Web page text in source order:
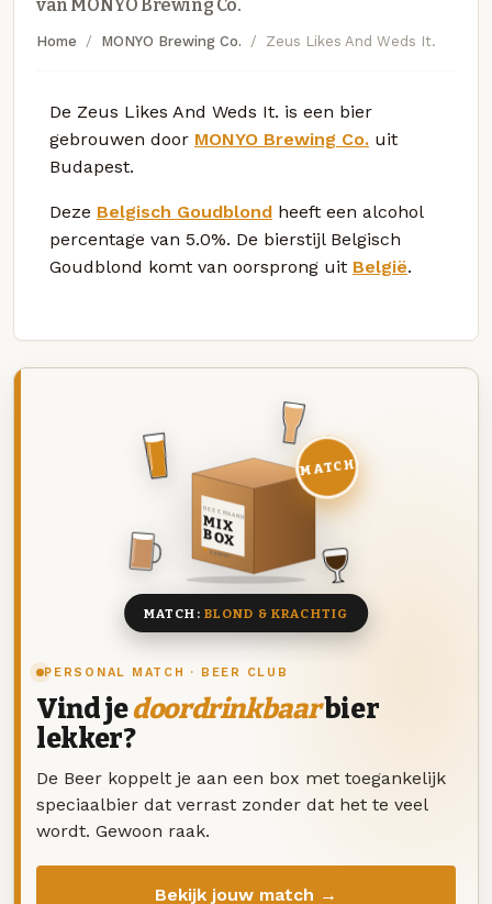
van MONYO Brewing Co.
Home MONYO Brewing Co. Zeus Likes And Weds It.
De Zeus Likes And Weds It. is een bier
gebrouwen door MONYO Brewing Co. uit
Budapest.
Deze Belgisch Goudblond heeft een alcohol
percentage van 5.0%. De bierstijl Belgisch
Goudblond komt van oorsprong uit België.
PERSONAL MATCH · BEER CLUB
Vind jedoordrinkbaarbier
lekker?
De Beer koppelt je aan een box met toegankelijk
speciaalbier dat verrast zonder dat het te veel
wordt. Gewoon raak.
Bekijk jouw match →
DEZE MAAND
MIX
BOX
8 BIEREN
MATCH
MATCH: BLOND & KRACHTIG